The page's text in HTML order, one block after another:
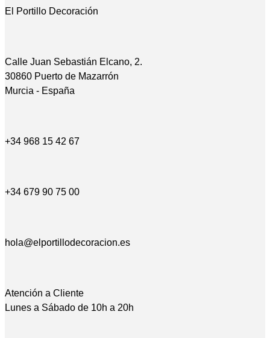
El Portillo Decoración
Calle Juan Sebastián Elcano, 2.
30860 Puerto de Mazarrón
Murcia - España
+34 968 15 42 67
+34 679 90 75 00
hola@elportillodecoracion.es
Atención a Cliente
Lunes a Sábado de 10h a 20h